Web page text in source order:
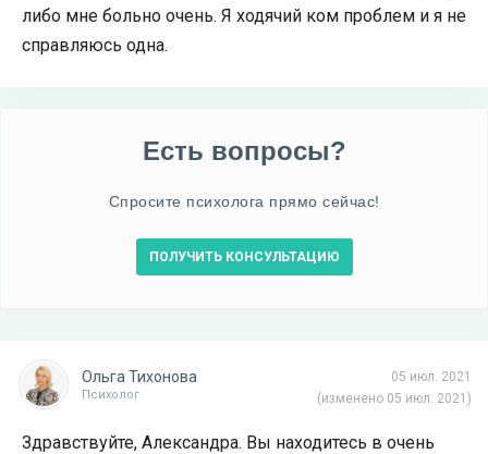
либо мне больно очень. Я ходячий ком проблем и я не
справляюсь одна.
Есть вопросы?
Спросите психолога прямо сейчас!
ПОЛУЧИТЬ КОНСУЛЬТАЦИЮ
05 июл. 2021
(изменено 05 июл. 2021)
Ольга Тихонова
Психолог
Здравствуйте, Александра. Вы находитесь в очень